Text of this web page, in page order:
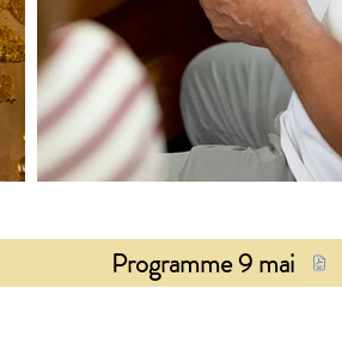
Programme 9 mai